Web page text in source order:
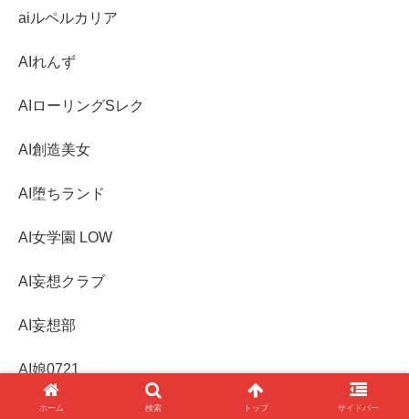
aiルペルカリア
AIれんず
AIローリングSレク
AI創造美女
AI堕ちランド
AI女学園 LOW
AI妄想クラブ
AI妄想部
AI娘0721
AI娘堂
ホーム 検索 トップ サイドバー